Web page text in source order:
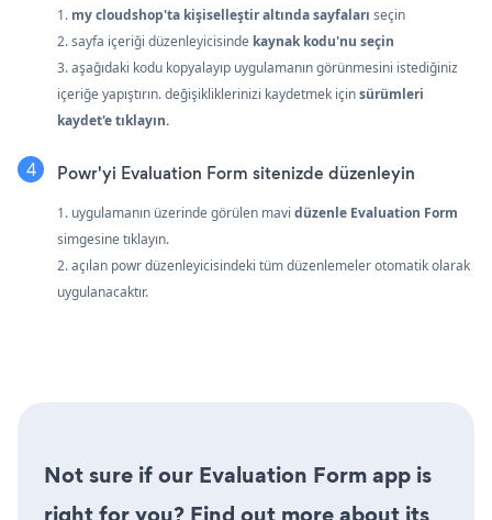
1. my cloudshop'ta kişiselleştiraltında sayfaları seçin
2. sayfa içeriği düzenleyicisinde kaynak kodu'nu seçin
3. aşağıdaki kodu kopyalayıp uygulamanın görünmesini istediğiniz
içeriğe yapıştırın. değişikliklerinizi kaydetmek içinsürümleri
kaydet'e tıklayın.
Powr'yi Evaluation Form sitenizde düzenleyin
1. uygulamanın üzerinde görülen mavi düzenle Evaluation Form
simgesine tıklayın.
2. açılan powr düzenleyicisindeki tüm düzenlemeler otomatik olarak
uygulanacaktır.
Not sure if our Evaluation Form app is